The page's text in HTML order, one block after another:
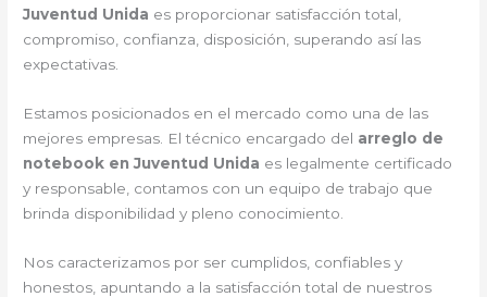
Juventud Unida es proporcionar satisfacción total,
compromiso, confianza, disposición, superando así las
expectativas.
Estamos posicionados en el mercado como una de las
mejores empresas. El técnico encargado del arreglo de
notebook en Juventud Unida es legalmente certificado
y responsable, contamos con un equipo de trabajo que
brinda disponibilidad y pleno conocimiento.
Nos caracterizamos por ser cumplidos, confiables y
honestos, apuntando a la satisfacción total de nuestros